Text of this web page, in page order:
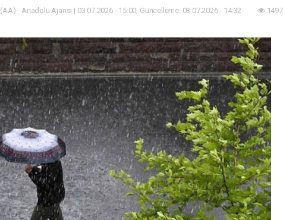
(AA) - Anadolu Ajansı | 03.07.2026 - 15:00, Güncelleme: 03.07.2026 - 14:32